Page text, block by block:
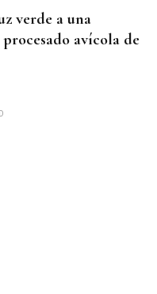
verde a una
avícola de